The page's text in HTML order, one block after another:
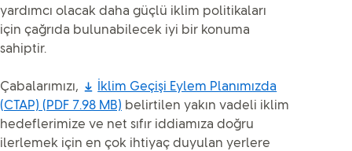
yardımcı olacak daha güçlü iklim politikaları
için çağrıda bulunabilecek iyi bir konuma
sahiptir.
Çabalarımızı,
İklim Geçişi Eylem Planımızda
(CTAP) (PDF 7.98 MB) belirtilen yakın vadeli iklim
hedeflerimize ve net sıfır iddiamıza doğru
ilerlemek için en çok ihtiyaç duyulan yerlere